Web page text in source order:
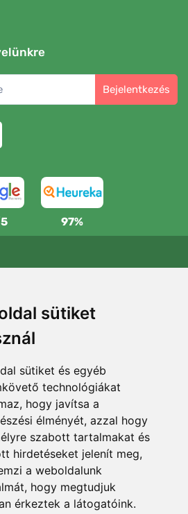
sütiket
sütiket és egyéb
technológiákat
hogy javítsa a
élményét, azzal hogy
szabott tartalmakat és
hirdetéseket jelenít meg,
a weboldalunk
hogy megtudjuk
érkeztek a látogatóink.
Bejelentkezés
97%
következő összeg felett: 80 EUR
és visszaküldés
belül bármikor visszaküldheti vagy
ot
ültetünk egy fát! Bővebben